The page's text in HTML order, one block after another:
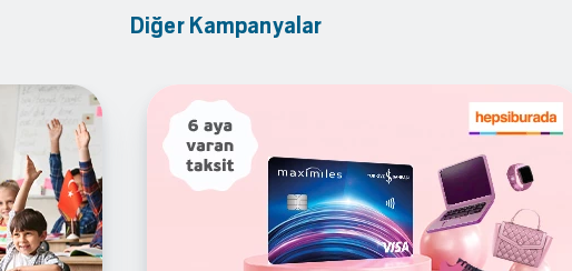
Diğer Kampanyalar